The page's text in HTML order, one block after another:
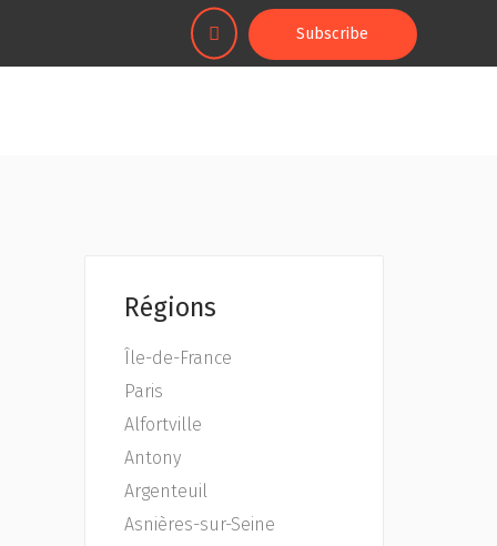
Subscribe
Régions
Île-de-France
Paris
Alfortville
Antony
Argenteuil
Asnières-sur-Seine